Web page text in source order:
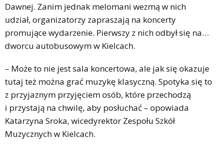
Dawnej. Zanim jednak melomani wezmą w nich
udział, organizatorzy zapraszają na koncerty
promujące wydarzenie. Pierwszy z nich odbył się na…
dworcu autobusowym w Kielcach.
– Może to nie jest sala koncertowa, ale jak się okazuje
tutaj też można grać muzykę klasyczną. Spotyka się to
z przyjaznym przyjęciem osób, które przechodzą
i przystają na chwilę, aby posłuchać – opowiada
Katarzyna Sroka, wicedyrektor Zespołu Szkół
Muzycznych w Kielcach.